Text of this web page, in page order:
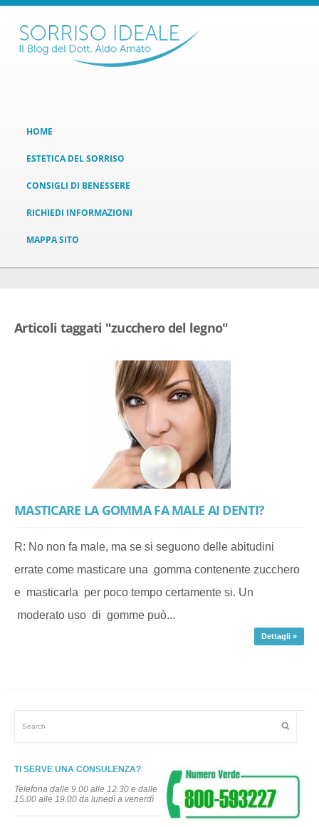
HOME
ESTETICA DEL SORRISO
CONSIGLI DI BENESSERE
RICHIEDI INFORMAZIONI
MAPPA SITO
Articoli taggati "zucchero del legno"
MASTICARE LA GOMMA FA MALE AI DENTI?
R: No non fa male, ma se si seguono delle abitudini
errate come masticare una gomma contenente zucchero
e masticarla per poco tempo certamente si. Un
moderato uso di gomme può...
Dettagli »
TI SERVE UNA CONSULENZA?
Telefona dalle 9.00 alle 12.30 e dalle
15.00 alle 19.00 da lunedì a venerdì